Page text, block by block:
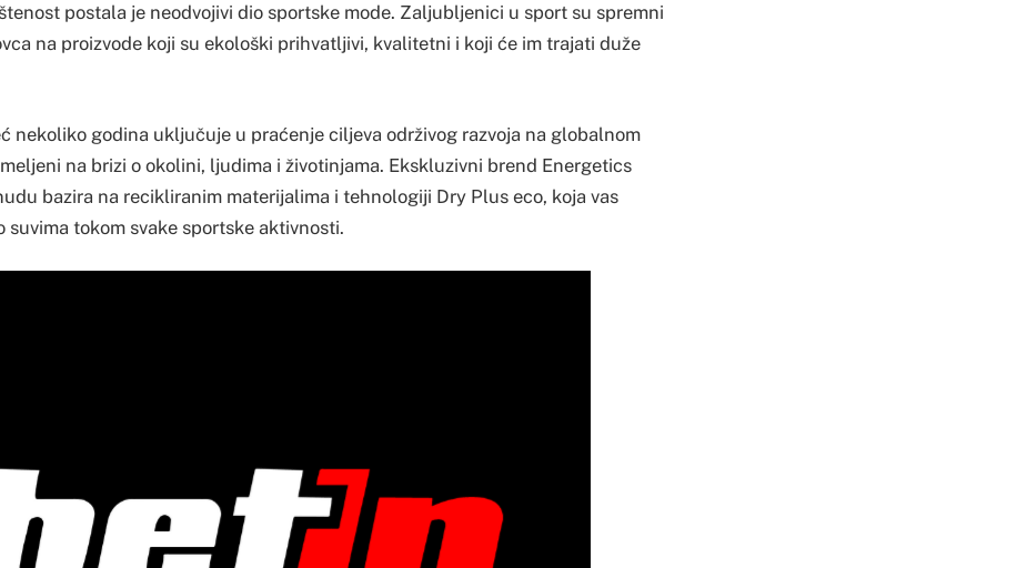
postala je neodvojivi dio sportske mode. Zaljubljenici u sport su spremni
na proizvode koji su ekološki prihvatljivi, kvalitetni i koji će im trajati duže
nekoliko godina uključuje u praćenje ciljeva održivog razvoja na globalnom
na brizi o okolini, ljudima i životinjama. Ekskluzivni brend Energetics
bazira na recikliranim materijalima i tehnologiji Dry Plus eco, koja vas
suvima tokom svake sportske aktivnosti.